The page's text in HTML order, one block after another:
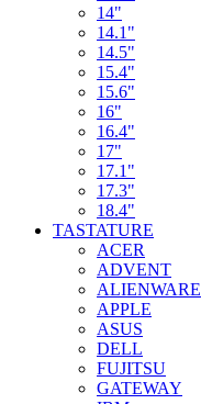
14"
14.1"
14.5"
15.4"
15.6"
16"
16.4"
17"
17.1"
17.3"
18.4"
TASTATURE
ACER
ADVENT
ALIENWARE
APPLE
ASUS
DELL
FUJITSU
GATEWAY